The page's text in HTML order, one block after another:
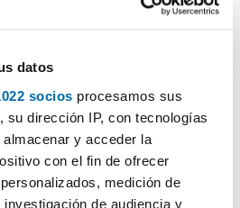
datos
socios procesamos sus
su dirección IP, con tecnologías
y acceder la
con el fin de ofrecer
medición de
de audiencia y
Castros - Castrillón - Eiris, A Coruña
Chiama
Máx. 10km